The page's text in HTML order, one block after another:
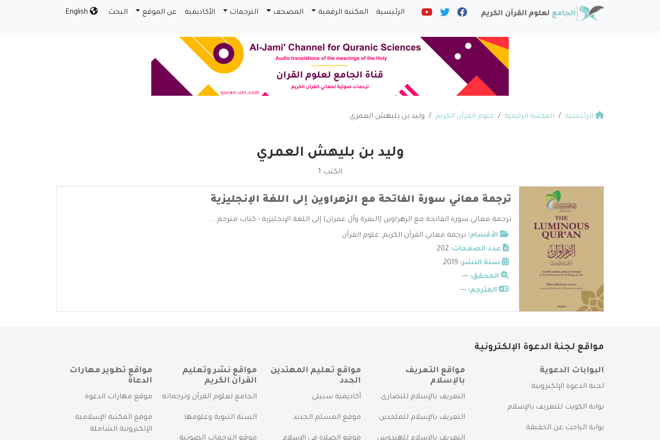
الرئيسية المكتبة الرقمية المصحف الترجمات الأكاديمية عن الموقع البحث
الرئيسية المكتبة الرقمية علوم القرآن الكريم وليد بن بليهش العمري
وليد بن بليهش العمري
الكتب 1
ترجمة معاني سورة الفاتحة مع الزهراوين إلى اللغة الإنجليزية
ترجمة معاني سورة الفاتحة مع الزهراوين (البقرة وآل عمران) إلى اللغة الإنجليزية - كتاب مترجم ...
الأقسام: ترجمة معاني القرآن الكريم, علوم القرآن
عدد الصفحات:
سنة النشر:
المحقق: ---
المترجم: ---
مواقع لجنة الدعوة الإلكترونية
البوابات الدعوية
لجنة الدعوة الإلكترونية
بوابة الكويت للتعريف بالإسلام
بوابة الباحث عن الحقيقة
مواقع التعريف
بالإسلام
التعريف بالإسلام للنصارى
التعريف بالإسلام للملحدين
مواقع تعليم المهتدين
الجدد
أكاديمية سبيلي
موقع المسلم الجديد
مواقع نشر وتعليم
القرآن الكريم
الجامع لعلوم القرآن وترجماته
السنة النبوية وعلومها
مواقع تطوير مهارات
الدعاة
موقع مهارات الدعوة
موقع المكتبة الإسلامية
الإلكترونية الشاملة